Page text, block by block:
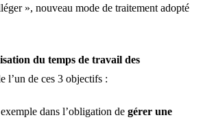
», nouveau mode de traitement adopté
du temps de travail des
l’un de ces 3 objectifs :
dans l’obligation de gérer une